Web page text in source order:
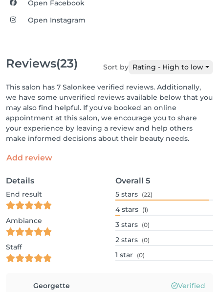
Open Facebook
Open Instagram
Reviews(23) Sort by Rating - High to low
This salon has 7 Salonkee verified reviews. Additionally,
we have some unverified reviews available below that you
may also find helpful. If you've booked an online
appointment at this salon, we encourage you to share
your experience by leaving a review and help others
make informed decisions about their beauty needs.
Add review
Details
End result
Ambiance
Staff
Overall 5
5 stars (22)
4 stars (1)
3 stars (0)
2 stars (0)
1 star (0)
Georgette Verified